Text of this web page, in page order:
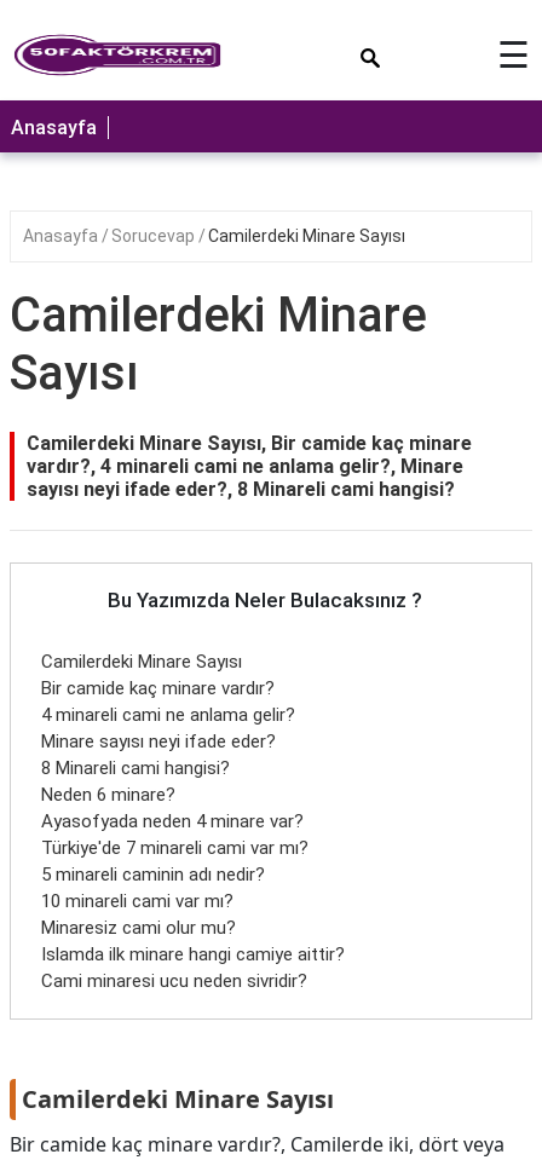
ANASAYFA
☰
Anasayfa
Anasayfa Sorucevap Camilerdeki Minare Sayısı
Camilerdeki Minare
Sayısı
Camilerdeki Minare Sayısı, Bir camide kaç minare
vardır?, 4 minareli cami ne anlama gelir?, Minare
sayısı neyi ifade eder?, 8 Minareli cami hangisi?
Bu Yazımızda Neler Bulacaksınız ?
Camilerdeki Minare Sayısı
Bir camide kaç minare vardır?
4 minareli cami ne anlama gelir?
Minare sayısı neyi ifade eder?
8 Minareli cami hangisi?
Neden 6 minare?
Ayasofyada neden 4 minare var?
Türkiye'de 7 minareli cami var mı?
5 minareli caminin adı nedir?
10 minareli cami var mı?
Minaresiz cami olur mu?
Islamda ilk minare hangi camiye aittir?
Cami minaresi ucu neden sivridir?
Camilerdeki Minare Sayısı
Bir camide kaç minare vardır?, Camilerde iki, dört veya